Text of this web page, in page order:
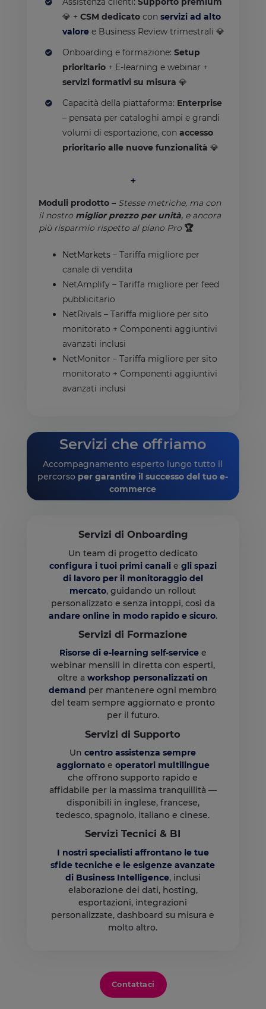
💎 + CSM dedicatocon servizi ad alto
valoree Business Review trimestrali 💎
Onboarding e formazione: Setup
prioritario+ E-learning e webinar +
servizi formativi su misura 💎
Capacità della piattaforma: Enterprise
– pensata per cataloghi ampi e grandi
volumi di esportazione, con accesso
prioritario alle nuove funzionalità 💎
＋
Moduli prodotto – Stesse metriche, ma con
il nostro miglior prezzo per unità, e ancora
più risparmio rispetto al piano Pro🏆
NetMarkets– Tariffa migliore per
canale di vendita
NetAmplify – Tariffa migliore per feed
pubblicitario
NetRivals – Tariffa migliore per sito
monitorato + Componenti aggiuntivi
avanzati inclusi
NetMonitor – Tariffa migliore per sito
monitorato + Componenti aggiuntivi
avanzati inclusi
Servizi che offriamo
Accompagnamento esperto lungo tutto il
percorso per garantire il successo del tuo e-
commerce
Servizi di Onboarding
Un team di progetto dedicato
configura i tuoi primi canalie gli spazi
di lavoro per il monitoraggio del
mercato, guidando un rollout
personalizzato e senza intoppi, così da
andare online in modo rapido e sicuro.
Servizi di Formazione
Risorse di e-learning self-servicee
webinar mensili in diretta con esperti,
oltre aworkshop personalizzati on
demand per mantenere ogni membro
del team sempre aggiornato e pronto
per il futuro.
Servizi di Supporto
Uncentro assistenza sempre
aggiornatoe operatori multilingue
che offrono supporto rapido e
affidabile per la massima tranquillità —
disponibili in inglese, francese,
tedesco, spagnolo, italiano e cinese.
Servizi Tecnici & BI
I nostri specialisti affrontano le tue
sfide tecniche e le esigenze avanzate
di Business Intelligence, inclusi
elaborazione dei dati, hosting,
esportazioni, integrazioni
personalizzate, dashboard su misura e
molto altro.
Contattaci